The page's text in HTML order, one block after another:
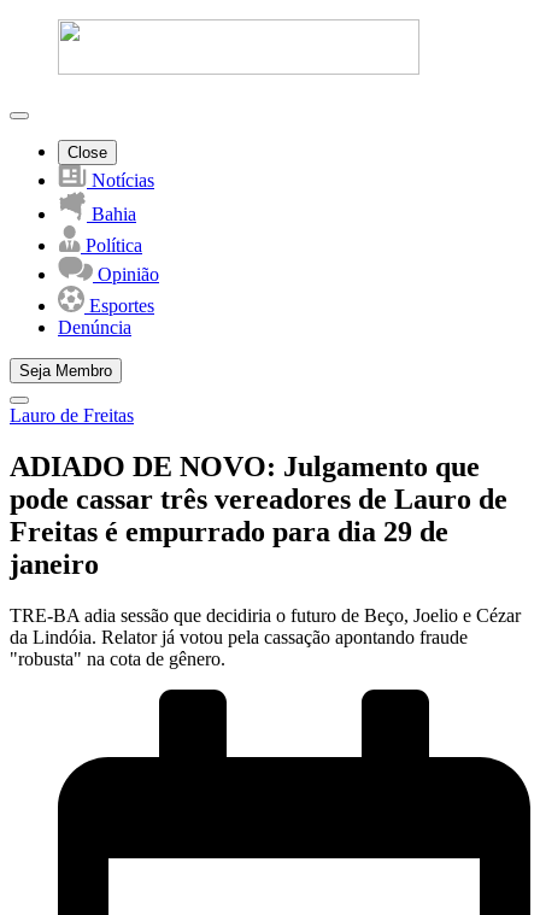
Close
Notícias
Bahia
Política
Opinião
Esportes
Denúncia
Seja Membro
Lauro de Freitas
ADIADO DE NOVO: Julgamento que
pode cassar três vereadores de Lauro de
Freitas é empurrado para dia 29 de
janeiro
TRE-BA adia sessão que decidiria o futuro de Beço, Joelio e Cézar
da Lindóia. Relator já votou pela cassação apontando fraude
"robusta" na cota de gênero.